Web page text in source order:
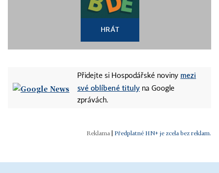
HRÁT
Přidejte si Hospodářské noviny mezi
své oblíbené tituly na Google
zprávách.
Předplatné HN+ je zcela bez reklam.